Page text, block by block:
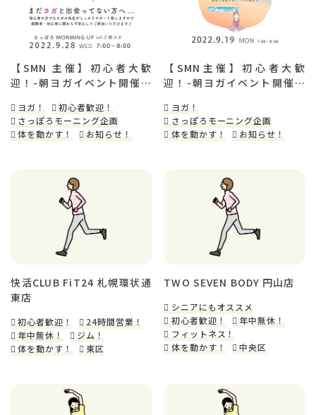
【SMN 主催】初心者大歓
迎！-朝ヨガイベント開催の
ヨガ！
初心者歓迎！
さっぽろモーニング企画
体を動かす！
お知らせ！
【SMN主催】初心者大歓
迎！-朝ヨガイベント開催の
ヨガ！
さっぽろモーニング企画
体を動かす！
お知らせ！
快活CLUB FiT24 札幌環状通
東店
初心者歓迎！
24時間営業！
年中無休！
ジム！
体を動かす！
東区
TWO SEVEN BODY 円山店
シニアにもオススメ
初心者歓迎！
年中無休！
フィットネス！
体を動かす！
中央区